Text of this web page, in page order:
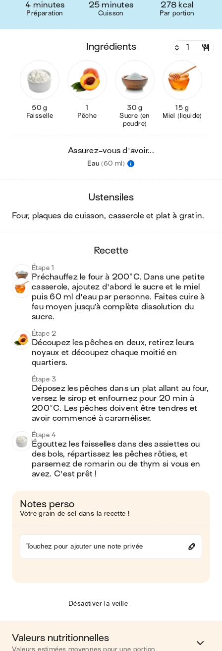
4 minutes
Préparation
25 minutes
Cuisson
278 kcal
Par portion
ingrédients
50 g
Faisselle
1
Pêche
30 g
Sucre (en
poudre)
15 g
Miel (liquide)
Assurez-vous d'avoir...
Eau (60 ml)
ustensiles
four, plaques de cuisson, casserole et plat à gratin.
recette
Étape 1
Préchauffez le four à 200°C. Dans une petite
casserole, ajoutez d'abord le sucre et le miel
puis 60 ml d'eau par personne. Faites cuire à
feu moyen jusqu’à complète dissolution du
Étape 2
Découpez les pêches en deux, retirez leurs
noyaux et découpez chaque moitié en
quartiers.
Étape 3
Déposez les pêches dans un plat allant au four,
versez le sirop et enfournez pour 20 min à
200°C. Les pêches doivent être tendres et
avoir commencé à caraméliser.
Étape 4
Égouttez les faisselles dans des assiettes ou
des bols, répartissez les pêches rôties, et
parsemez de romarin ou de thym si vous en
avez. C'est prêt !
Notes perso
Votre grain de sel dans la recette !
Touchez pour ajouter une note privée
Désactiver la veille
Valeurs nutritionnelles
Valeurs estimées moyennes pour une portion